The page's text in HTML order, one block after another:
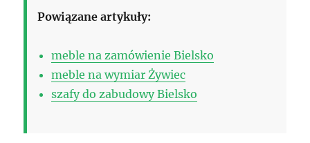
Powiązane artykuły:
meble na zamówienie Bielsko
meble na wymiar Żywiec
szafy do zabudowy Bielsko